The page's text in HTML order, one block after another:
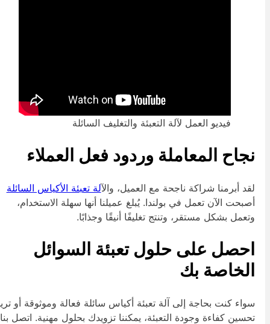
فيديو العمل لآلة التعبئة والتغليف السائلة
نجاح المعاملة وردود فعل العملاء
لقد أبرمنا شراكة ناجحة مع العميل، وال آلة تعبئة الأكياس السائلة
أصبحت الآن تعمل في بولندا. يُبلغ عميلنا أنها سهلة الاستخدام،
وتعمل بشكل مستقر، وتنتج تغليفًا أنيقًا وجذابًا.
احصل على حلول تعبئة السوائل
الخاصة بك
سواء كنت بحاجة إلى آلة تعبئة أكياس سائلة فعالة وموثوقة أو تريد
تحسين كفاءة وجودة التعبئة، يمكننا تزويدك بحلول مهنية. اتصل بنا